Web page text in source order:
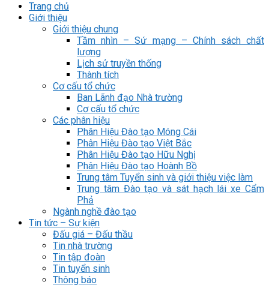
Trang chủ
Giới thiệu
Giới thiệu chung
Tầm nhìn – Sứ mạng – Chính sách chất
lượng
Lịch sử truyền thống
Thành tích
Cơ cấu tổ chức
Ban Lãnh đạo Nhà trường
Cơ cấu tổ chức
Các phân hiệu
Phân Hiệu Đào tạo Móng Cái
Phân Hiệu Đào tạo Việt Bắc
Phân Hiệu Đào tạo Hữu Nghị
Phân Hiệu Đào tạo Hoành Bồ
Trung tâm Tuyển sinh và giới thiệu việc làm
Trung tâm Đào tạo và sát hạch lái xe Cẩm
Phả
Ngành nghề đào tạo
Tin tức – Sự kiện
Đấu giá – Đấu thầu
Tin nhà trường
Tin tập đoàn
Tin tuyển sinh
Thông báo